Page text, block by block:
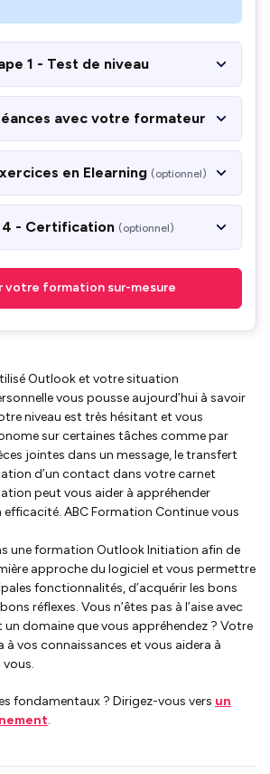
1 - Test de niveau
avec votre formateur
en Elearning (optionnel)
4 - Certification (optionnel)
votre formation sur-mesure
Outlook et votre situation
vous pousse aujourd’hui à savoir
niveau est très hésitant et vous
sur certaines tâches comme par
jointes dans un message, le transfert
d’un contact dans votre carnet
peut vous aider à appréhender
ABC Formation Continue vous
une formation Outlook Initiation afin de
approche du logiciel et vous permettre
fonctionnalités, d’acquérir les bons
réflexes. Vous n’êtes pas à l’aise avec
un domaine que vous appréhendez ? Votre
à vos connaissances et vous aidera à
fondamentaux ? Dirigez-vous vers un
.